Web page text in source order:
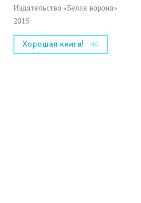
Издательство «Белая ворона»
2015
Хорошая книга! 46